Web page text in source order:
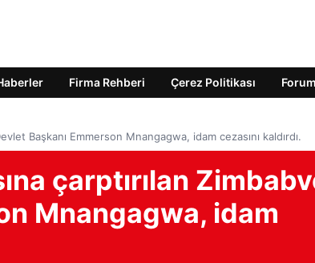
Firma Rehberi Çerez Politikası Forum
Başkanı Emmerson Mnangagwa, idam cezasını kaldırdı.
çarptırılan
Mnangagwa, idam